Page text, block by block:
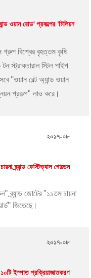
ওয়ান রোড' প্রকল্পের 'মিলিয়ন
গ্রুপ বিশ্বের বৃহত্তম কৃষি
স্ট্রাকচারাল স্টিল পাইপ
"ওয়ান বেল্ট অ্যান্ড ওয়ান
প্রকল্প" লাভ করে।
২০১৭-০৮
ব্র্যান্ড ফেস্টিভ্যাল গোল্ডেন
জোটের "১১তম চায়না
জিতেছে।
২০১৭-০৮
ইস্পাত প্রক্রিয়াজাতকরণ